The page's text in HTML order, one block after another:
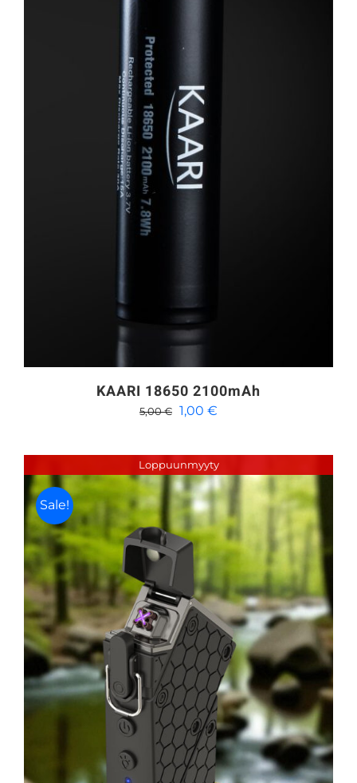
KAARI 18650 2100mAh
5,00€ Alkuperäinen
oli:
5,00 €.
1,00 €
on:
1,00 €.
Loppuunmyyty
Sale!